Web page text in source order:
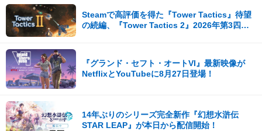
Steamで高評価を得た『Tower Tactics』待望
の続編、『Tower Tactics 2』2026年第3四半
『グランド・セフト・オートVI』最新映像が
NetflixとYouTubeに8月27日登場！
14年ぶりのシリーズ完全新作『幻想水滸伝
STAR LEAP』が本日から配信開始！